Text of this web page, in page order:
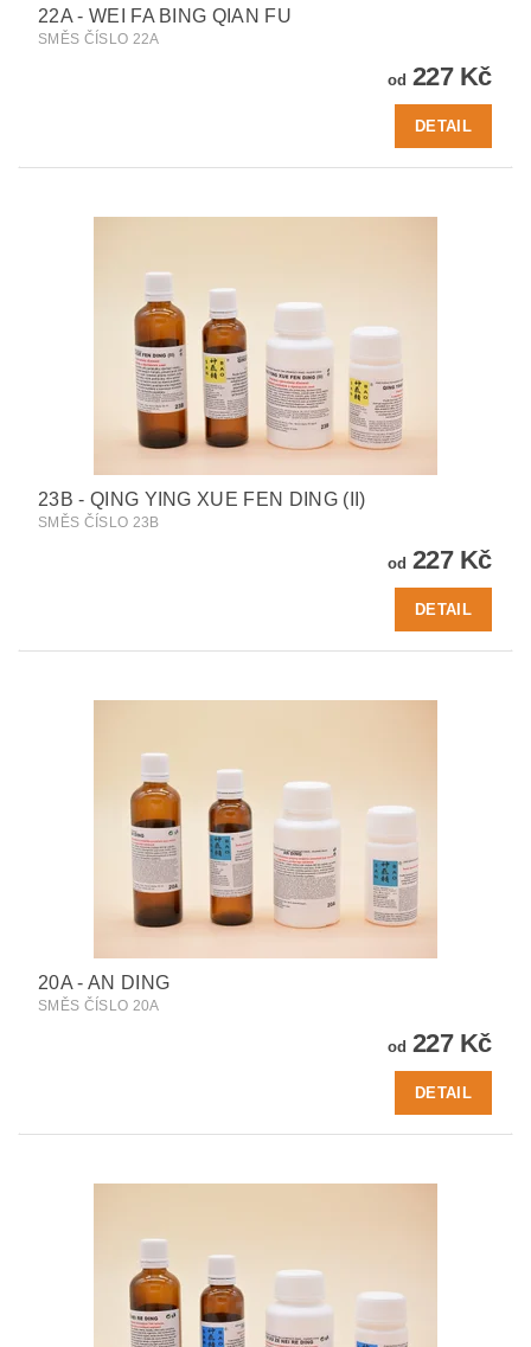
22A - WEI FA BING QIAN FU
SMĚS ČÍSLO 22A
od 227 Kč
DETAIL
23B - QING YING XUE FEN DING (II)
SMĚS ČÍSLO 23B
od 227 Kč
DETAIL
20A - AN DING
SMĚS ČÍSLO 20A
od 227 Kč
DETAIL